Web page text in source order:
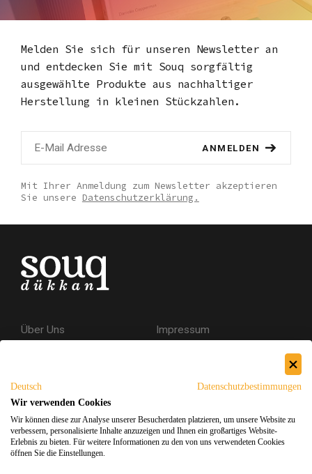
Melden Sie sich für unseren Newsletter an
und entdecken Sie mit Souq sorgfältig
ausgewählte Produkte aus nachhaltiger
Herstellung in kleinen Stückzahlen.
ANMELDEN
Mit Ihrer Anmeldung zum Newsletter akzeptieren
Sie unsere Datenschutzerklärung.
Über Uns
Impressum
Sicheres Einkaufen
Deutsch
Datenschutzbestimmungen
Wir verwenden Cookies
Wir können diese zur Analyse unserer Besucherdaten platzieren, um unsere Website zu
verbessern, personalisierte Inhalte anzuzeigen und Ihnen ein großartiges Website-
Erlebnis zu bieten. Für weitere Informationen zu den von uns verwendeten Cookies
öffnen Sie die Einstellungen.